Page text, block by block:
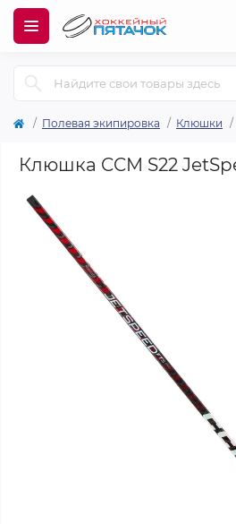
Полевая экипировка Клюшки
Клюшка CCM S22